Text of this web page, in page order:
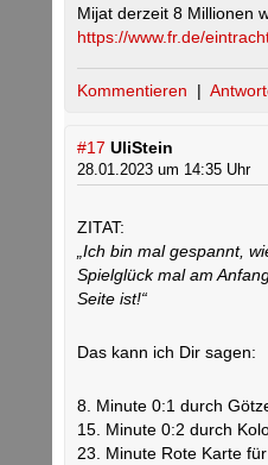
Mijat derzeit 8 Millionen
https://www.fr.de/
Kommentieren |
#17 UliStein
28.01.2023 um 14:35 Uhr
ZITAT:
„Ich bin mal gespannt,
Spielglück mal am
Seite ist!“
Das kann ich Dir sagen:
8. Minute 0:1 durch
15. Minute 0:2 durch
23. Minute Rote Karte